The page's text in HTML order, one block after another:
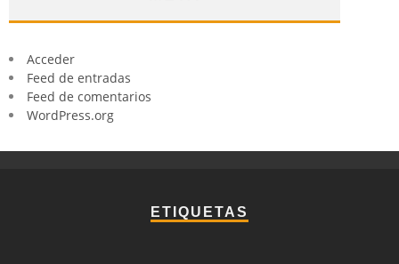
Acceder
Feed de entradas
Feed de comentarios
WordPress.org
ETIQUETAS